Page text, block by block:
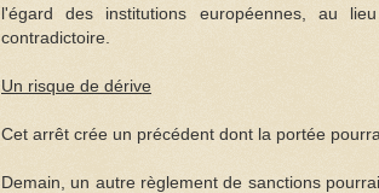
l'égard des institutions européennes, au
contradictoire.
Un risque de dérive
Cet arrêt crée un précédent dont la portée
Demain, un autre règlement de sanctions